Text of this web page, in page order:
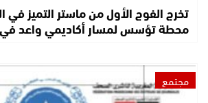
تخرج الفوج الأول من ماستر التميز في
محطة تؤسس لمسار أكاديمي واعد
مجتمع